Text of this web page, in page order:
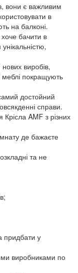
вони є важливим
в
на балконі.
хоче бачити в
виробів,
меблі покращують
достойний
справи.
AMF з різних
де бажаєте
та не
придбати у
виробниками по